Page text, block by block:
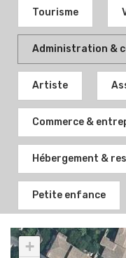
Tourisme
Administration &
Artiste
Commerce &
Hébergement &
Petite enfance
+